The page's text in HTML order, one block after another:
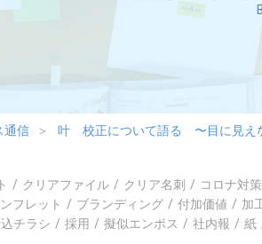
通信 叶 校正について語る 〜目に見え
クリアファイル クリア名刺 コロナ対策
フレット ブランディング 付加価値 加
チラシ 採用 擬似エンボス 社内報 紙